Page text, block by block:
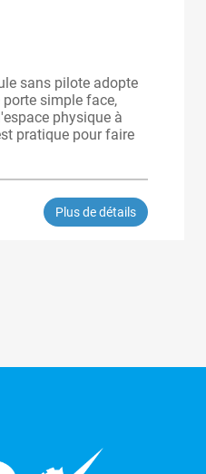
sans pilote adopte
simple face,
physique à
pratique pour faire
Plus de détails